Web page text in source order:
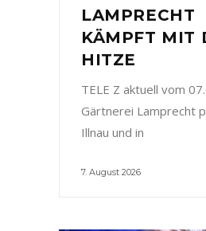
LAMPRECHT
KÄMPFT MIT
HITZE
TELE Z aktuell vom
Gärtnerei Lamprecht
Illnau und in
7. August 2026